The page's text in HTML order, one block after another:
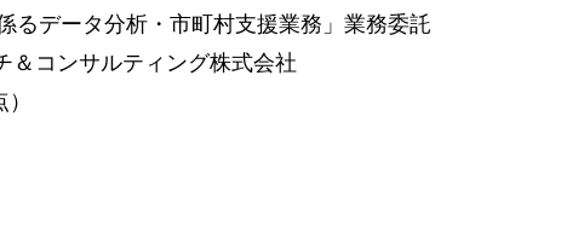
るデータ分析・市町村支援業務」業務委託
＆コンサルティング株式会社